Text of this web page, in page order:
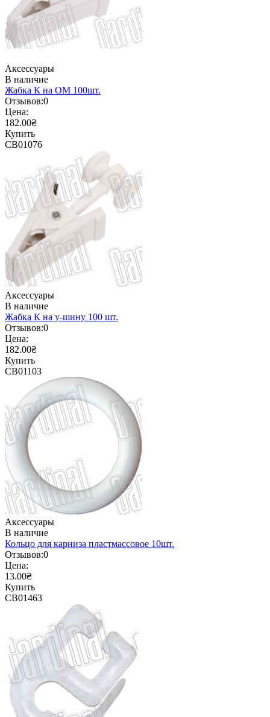
Аксессуары
В наличие
Жабка К на ОМ 100шт.
Отзывов:0
Цена:
182.00₴
Купить
CB01076
Аксессуары
В наличие
Жабка К на у-шину 100 шт.
Отзывов:0
Цена:
182.00₴
Купить
CB01103
Аксессуары
В наличие
Кольцо для карниза пластмассовое 10шт.
Отзывов:0
Цена:
13.00₴
Купить
CB01463